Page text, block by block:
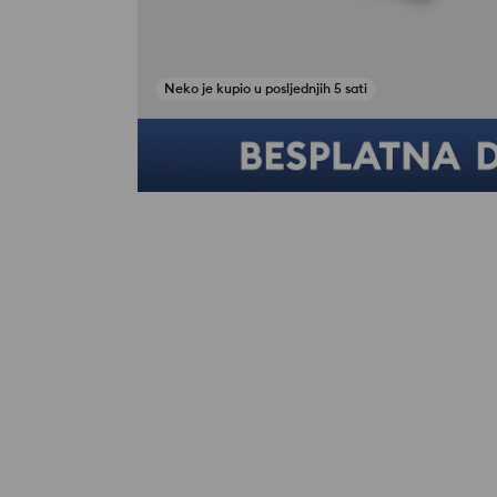
Neko je kupio u posljednjih 5 sati